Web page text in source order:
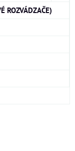
ROZVÁDZAČE)